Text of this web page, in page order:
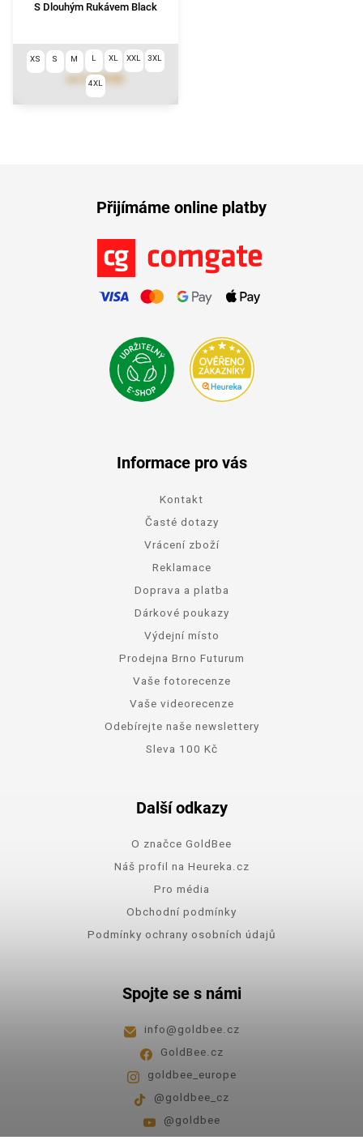
S Dlouhým Rukávem Black
2 190 Kč
XS S M L XL XXL 3XL
4XL
Přijímáme online platby
Informace pro vás
Kontakt
Časté dotazy
Vrácení zboží
Reklamace
Doprava a platba
Dárkové poukazy
Výdejní místo
Prodejna Brno Futurum
Vaše fotorecenze
Vaše videorecenze
Odebírejte naše newslettery
Sleva 100 Kč
Další odkazy
O značce GoldBee
Náš profil na Heureka.cz
Pro média
Obchodní podmínky
Podmínky ochrany osobních údajů
Spojte se s námi
info@goldbee.cz
GoldBee.cz
goldbee_europe
@goldbee_cz
@goldbee